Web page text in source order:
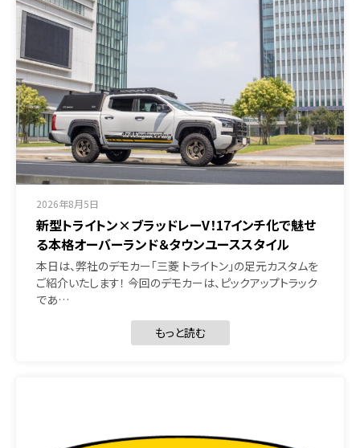
2026年8月5日
新型トライトン×ブラッドレーV！17インチ化で魅せ
る本格オーバーランド＆タウンユーススタイル
本日は、弊社のデモカー「三菱 トライトン」の足元カスタムを
ご紹介いたします！ 今回のデモカーは、ピックアップトラック
であ…
もっと読む